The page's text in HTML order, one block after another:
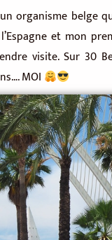
organisme belge
et mon
visite. Sur 30
MOI